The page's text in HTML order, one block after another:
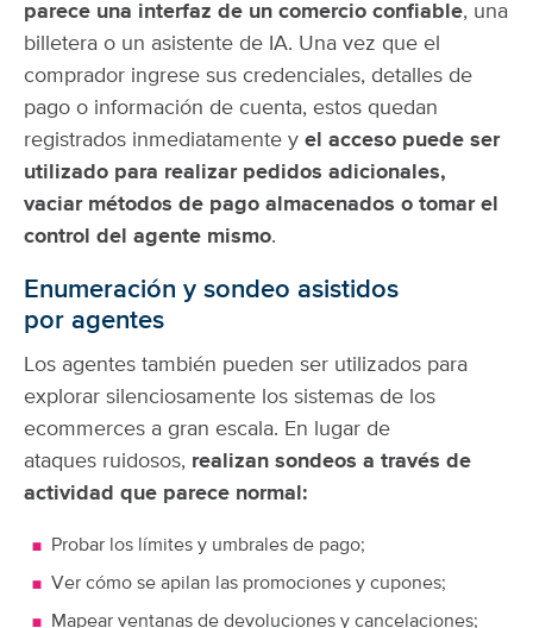
parece una interfaz de un comercio confiable, una
billetera o un asistente de IA. Una vez que el
comprador ingrese sus credenciales, detalles de
pago o información de cuenta, estos quedan
registrados inmediatamente y el acceso puede ser
utilizado para realizar pedidos adicionales,
vaciar métodos de pago almacenados o tomar el
control del agente mismo.
Enumeración y sondeo asistidos
por agentes
Los agentes también pueden ser utilizados para
explorar silenciosamente los sistemas de los
ecommerces a gran escala. En lugar de
ataques ruidosos, realizan sondeos a través de
actividad que parece normal:
Probar los límites y umbrales de pago;
Ver cómo se apilan las promociones y cupones;
Mapear ventanas de devoluciones y cancelaciones;